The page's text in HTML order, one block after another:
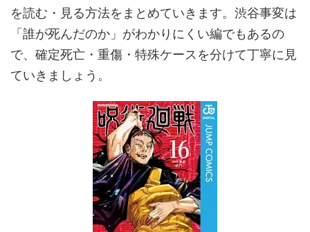
を読む・見る方法をまとめていきます。渋谷事変は
「誰が死んだのか」がわかりにくい編でもあるの
で、確定死亡・重傷・特殊ケースを分けて丁寧に見
ていきましょう。